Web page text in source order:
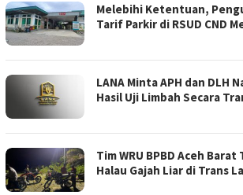
Melebihi Ketentuan,
Tarif Parkir di RSUD CND
LANA Minta APH dan DLH
Hasil Uji Limbah Secara
Tim WRU BPBD Aceh
Halau Gajah Liar di Trans